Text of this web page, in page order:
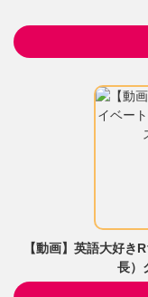
【動画】英語大好
長）